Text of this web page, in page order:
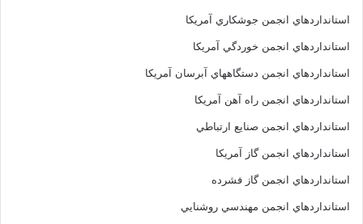
استانداردهاي انجمن جوشکاري آمريکا
استانداردهاي انجمن خوردگي آمريکا
استانداردهاي انجمن دستگاههاي آبرسان آمريکا
استانداردهاي انجمن راه آهن آمريکا
استانداردهاي انجمن صنايع ارتباطي
استانداردهاي انجمن گاز آمريکا
استانداردهاي انجمن گاز فشرده
استانداردهاي انجمن مهندسي روشنايي